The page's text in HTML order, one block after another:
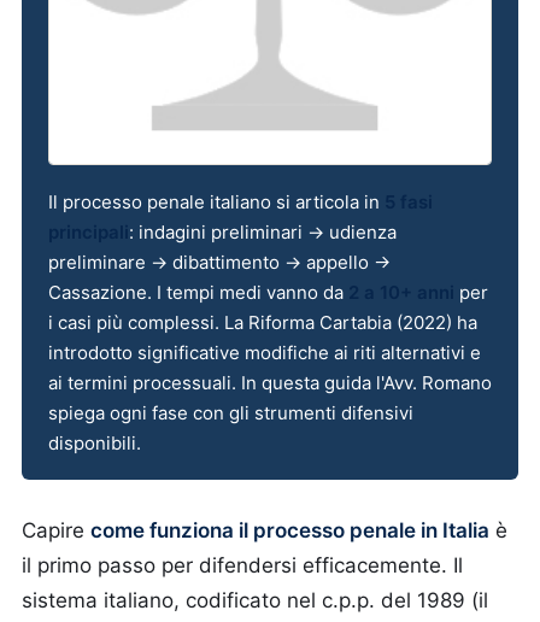
Il processo penale italiano si articola in
: indagini preliminari → udienza
preliminare → dibattimento → appello →
Cassazione. I tempi medi vanno da
per
i casi più complessi. La Riforma Cartabia (2022) ha
introdotto significative modifiche ai riti alternativi e
ai termini processuali. In questa guida l'Avv. Romano
spiega ogni fase con gli strumenti difensivi
disponibili.
Capire come funziona il processo penale in Italia è
il primo passo per difendersi efficacemente. Il
sistema italiano, codificato nel c.p.p. del 1989 (il